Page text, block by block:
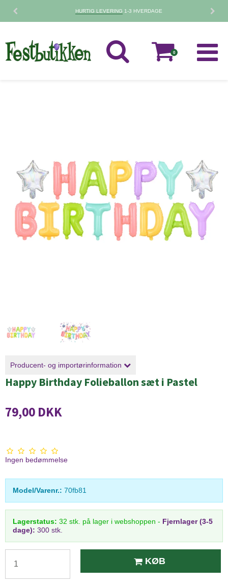
30 DAGESFORTRYDELSESRET
0
Producent- og importørinformation
Happy Birthday Folieballon sæt i Pastel
79,00 DKK
Ingen bedømmelse
Model/Varenr.: 70fb81
Lagerstatus: 32 stk. på lager i webshoppen - Fjernlager (3-5
dage): 300 stk.
KØB